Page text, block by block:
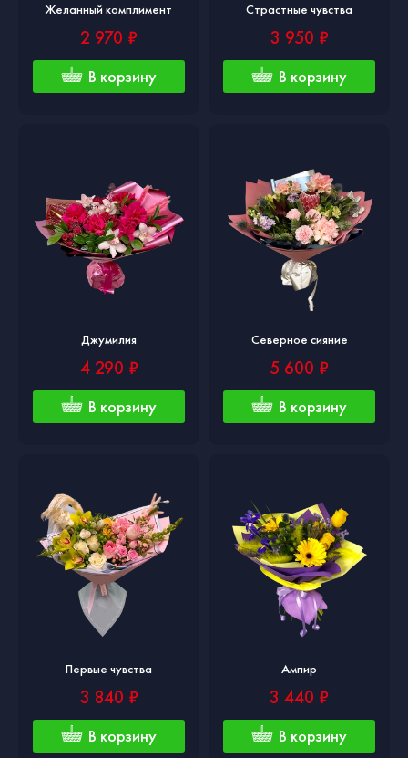
Желанный комплимент
2 970 ₽
В корзину
Страстные чувства
3 950 ₽
В корзину
Джумилия
4 290 ₽
В корзину
Северное сияние
5 600 ₽
В корзину
Первые чувства
3 840 ₽
В корзину
Ампир
3 440 ₽
В корзину